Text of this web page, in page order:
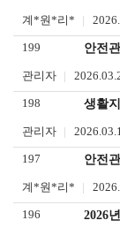
계*원*리*
199 안전
관리자
198 생활
관리자
197 안전
계*원*리*
196 2026